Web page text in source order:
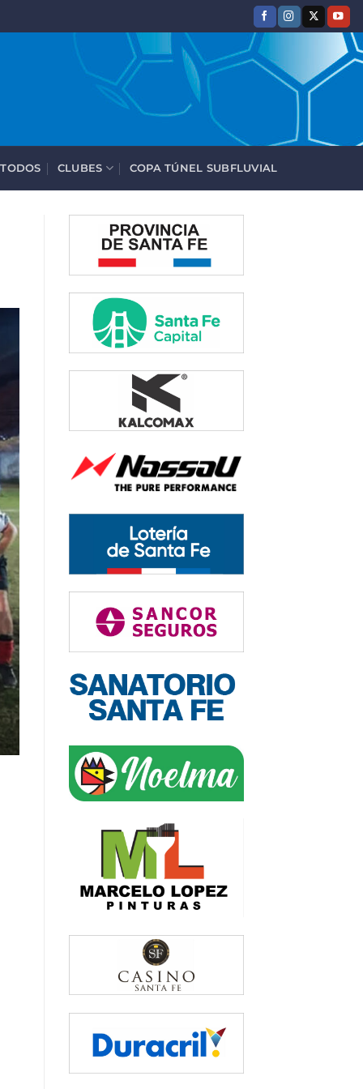
CLUBES COPA TÚNEL SUBFLUVIAL